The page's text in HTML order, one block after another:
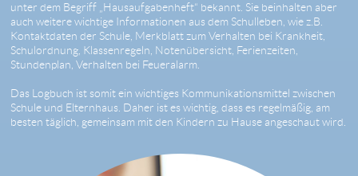
unter dem Begriff „Hausaufgabenheft“ bekannt. Sie beinhalten aber
auch weitere wichtige Informationen aus dem Schulleben, wie z.B.
Kontaktdaten der Schule, Merkblatt zum Verhalten bei Krankheit,
Schulordnung, Klassenregeln, Notenübersicht, Ferienzeiten,
Stundenplan, Verhalten bei Feueralarm.
Das Logbuch ist somit ein wichtiges Kommunikationsmittel zwischen
Schule und Elternhaus. Daher ist es wichtig, dass es regelmäßig, am
besten täglich, gemeinsam mit den Kindern zu Hause angeschaut wird.